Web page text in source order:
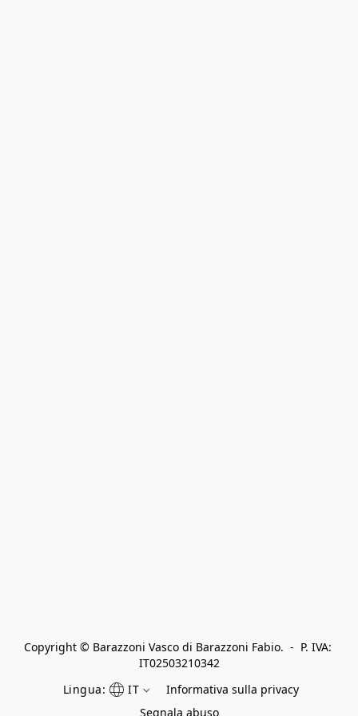
Copyright © Barazzoni Vasco di Barazzoni Fabio.  -  P. IVA:
IT02503210342
Lingua:
IT
Informativa sulla privacy
Segnala abuso